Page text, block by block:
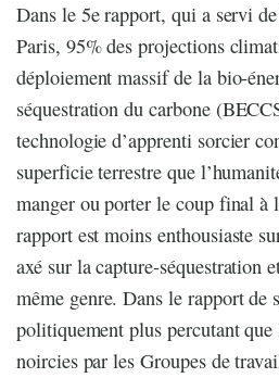
Dans le 5e rapport, qui a servi
Paris, 95% des projections
déploiement massif de la bio-
séquestration du carbone
technologie d’apprenti sorcier
superficie terrestre que
manger ou porter le coup final à
rapport est moins enthousiaste
axé sur la capture-séquestration
même genre. Dans le rapport de
politiquement plus percutant
noircies par les Groupes de